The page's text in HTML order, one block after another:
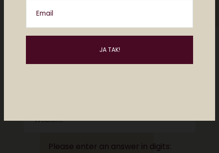
Email
Please enter an answer in digits: